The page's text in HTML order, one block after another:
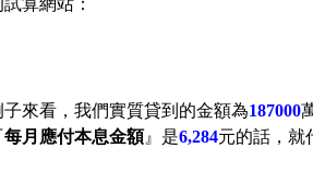
算網站：
來看，我們實質貸到的金額為187000
每月應付本息金額』是6,284元的話，就